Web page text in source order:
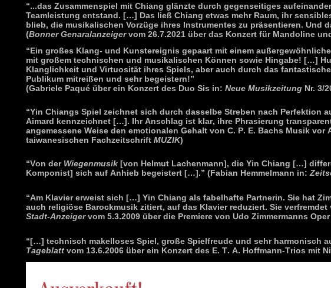
“...das Zusammenspiel mit Chiang glänzte durch gegenseitiges
Teamleistung entstand. […] Das ließ Chiang etwas mehr Raum, ihr
blieb, die musikalischen Vorzüge ihres Instrumentes zu präsentieren. Und
(Bonner Genaralanzeigervom 26.7.2021 über das Konzert für Mandoline
“Ein großes Klang- und Kunstereignis gepaart mit einem
mit großem technischen und musikalischen Können sowie Hingabe! […]
Klanglichkeit und Virtuosität ihres Spiels, aber auch durch das
Publikum mitreißen und sehr begeistern!”
(Gabriele Paqué über ein Konzert des Duo Sis in: Neue Musikzeitung Nr. 3/
“Yin Chiangs Spiel zeichnet sich durch dasselbe Streben nach Perfektion
Aimard kennzeichnet […]. Ihr Anschlag ist klar, ihre Phrasierung
angemessene Weise den emotionalen Gehalt von C. P. E. Bachs Musik
taiwanesischen Fachzeitschrift MUZIK)
“Von der Wiegenmusik [von Helmut Lachenmann], die Yin Chiang […]
Komponist] sich auf Anhieb begeistert […].” (Fabian Hemmelmann in:
“Am Klavier erweist sich […] Yin Chiang als fabelhafte Partnerin. Sie hat
auch religiöse Barockmusik zitiert, auf das Klavier reduziert. Sie
Stadt-Anzeigervom 5.3.2009 über die Premiere von Udo Zimmermanns Oper
“[…] technisch makelloses Spiel, große Spielfreude und sehr harmonisch
Tageblatt vom 13.6.2006 über ein Konzert des E. T. A. Hoffmann-Trios mit